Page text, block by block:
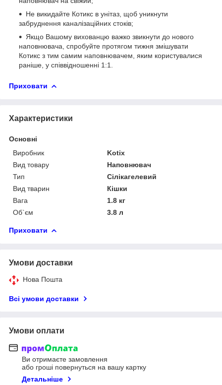
Не викидайте Котикс в унітаз, щоб уникнути
забруднення каналізаційних стоків;
Якщо Вашому вихованцю важко звикнути до нового
наповнювача, спробуйте протягом тижня змішувати
Котикс з тим самим наповнювачем, яким користувалися
раніше, у співвідношенні 1:1.
Приховати
Характеристики
Основні
Виробник
Kotix
Вид товару
Наповнювач
Тип
Сілікагелевий
Вид тварин
Кішки
Вага
1.8 кг
Об`єм
3.8 л
Приховати
Умови доставки
Нова Пошта
Всі умови доставки
Умови оплати
Ви отримаєте замовлення
або гроші повернуться на вашу картку
Детальніше